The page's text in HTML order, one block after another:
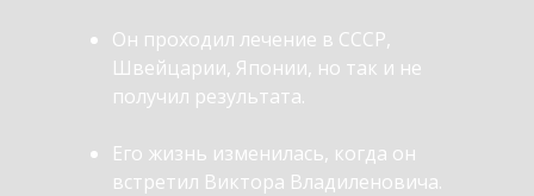
Он проходил лечение в СССР,
Швейцарии, Японии, но так и не
получил результата.
Его жизнь изменилась, когда он
встретил Виктора Владиленовича.